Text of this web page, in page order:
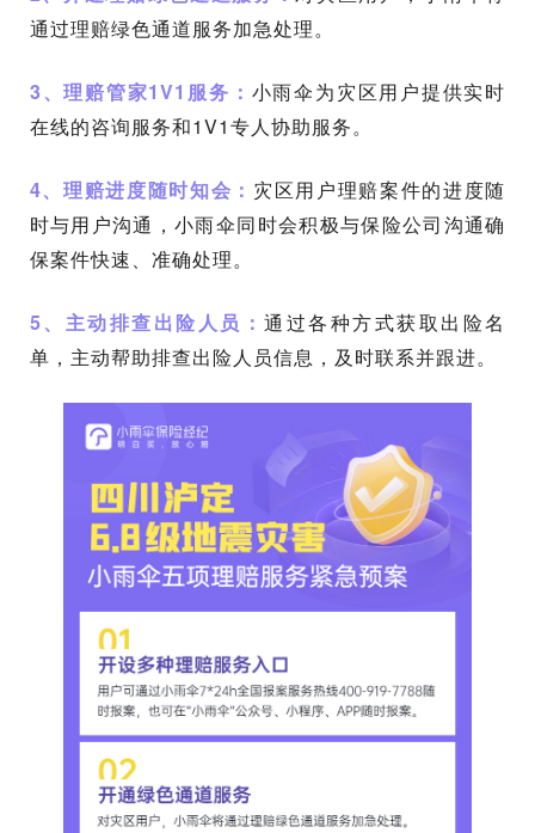
通过理赔绿色通道服务加急处理。
3、理赔管家1V1服务： 小雨伞为灾区用户提供实时
在线的咨询服务和1V1专人协助服务。
4、理赔进度随时知会： 灾区用户理赔案件的进度随
时与用户沟通，小雨伞同时会积极与保险公司沟通确
保案件快速、准确处理。
5、主动排查出险人员：通过各种方式获取出险名
单，主动帮助排查出险人员信息，及时联系并跟进。